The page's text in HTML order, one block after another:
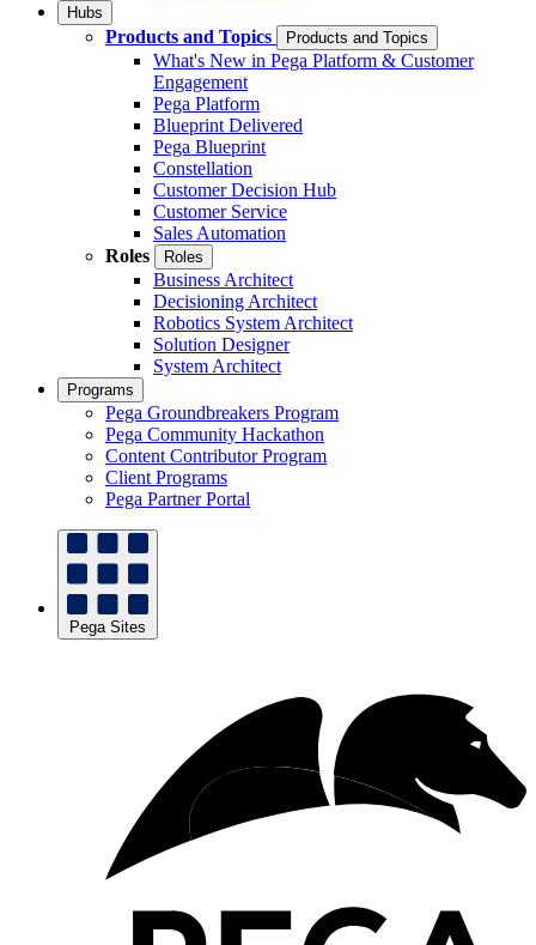
Hubs
Products and Topics Products and Topics
What's New in Pega Platform & Customer
Engagement
Pega Platform
Blueprint Delivered
Pega Blueprint
Constellation
Customer Decision Hub
Customer Service
Sales Automation
Roles
Roles
Business Architect
Decisioning Architect
Robotics System Architect
Solution Designer
System Architect
Programs
Pega Groundbreakers Program
Pega Community Hackathon
Content Contributor Program
Client Programs
Pega Partner Portal
Pega Sites